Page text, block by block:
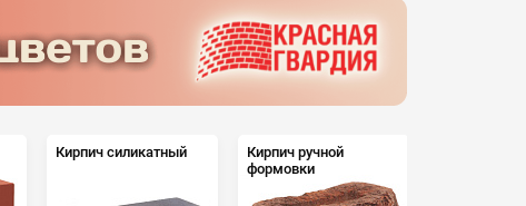
Кирпич силикатный
Кирпич ручной
формовки